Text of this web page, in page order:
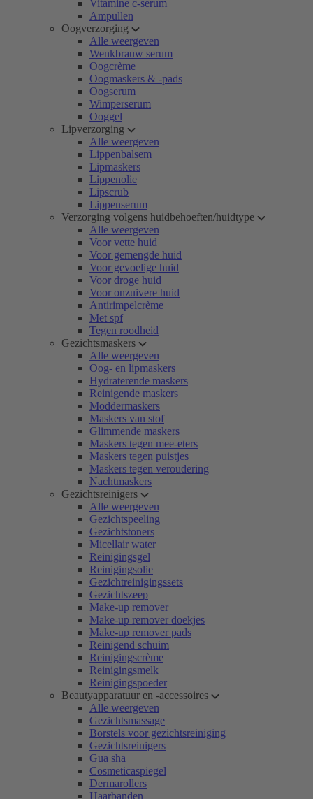
Vitamine c-serum
Ampullen
Oogverzorging
Alle weergeven
Wenkbrauw serum
Oogcrème
Oogmaskers & -pads
Oogserum
Wimperserum
Ooggel
Lipverzorging
Alle weergeven
Lippenbalsem
Lipmaskers
Lippenolie
Lipscrub
Lippenserum
Verzorging volgens huidbehoeften/huidtype
Alle weergeven
Voor vette huid
Voor gemengde huid
Voor gevoelige huid
Voor droge huid
Voor onzuivere huid
Antirimpelcrème
Met spf
Tegen roodheid
Gezichtsmaskers
Alle weergeven
Oog- en lipmaskers
Hydraterende maskers
Reinigende maskers
Moddermaskers
Maskers van stof
Glimmende maskers
Maskers tegen mee-eters
Maskers tegen puistjes
Maskers tegen veroudering
Nachtmaskers
Gezichtsreinigers
Alle weergeven
Gezichtspeeling
Gezichtstoners
Micellair water
Reinigingsgel
Reinigingsolie
Gezichtreinigingssets
Gezichtszeep
Make-up remover
Make-up remover doekjes
Make-up remover pads
Reinigend schuim
Reinigingscrème
Reinigingsmelk
Reinigingspoeder
Beautyapparatuur en -accessoires
Alle weergeven
Gezichtsmassage
Borstels voor gezichtsreiniging
Gezichtsreinigers
Gua sha
Cosmeticaspiegel
Dermarollers
Haarbanden